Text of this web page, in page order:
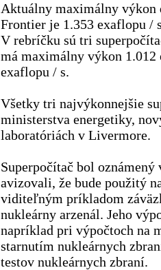
Aktuálny maximálny výkon
Frontier je 1.353 exaflopu /
V rebríčku sú tri
má maximálny výkon
exaflopu / s.
Všetky tri najvýkonnejšie
ministerstva energetiky,
laboratóriách v Livermore.
Superpočítač bol
avizovali, že bude použitý
viditeľným príkladom
nukleárny arzenál. Jeho
napríklad pri výpočtoch na
starnutím nukleárnych
testov nukleárnych zbraní.